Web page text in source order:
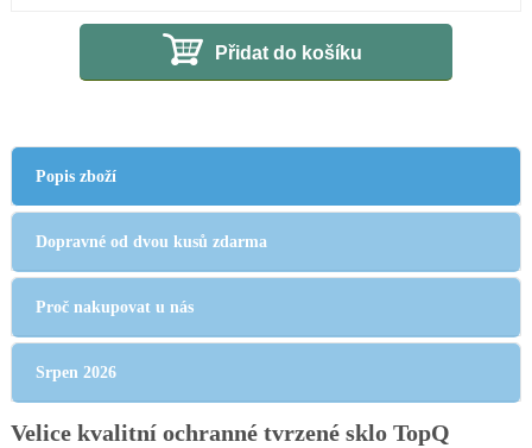
Přidat do košíku
Popis zboží
Dopravné od dvou kusů zdarma
Proč nakupovat u nás
Srpen 2026
Velice kvalitní ochranné tvrzené sklo TopQ